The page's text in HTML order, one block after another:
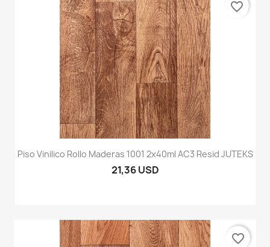
Piso Vinilico Rollo Maderas 1001 2x40ml AC3 Resid JUTEKS
21,36 USD
favorite_border
favorite_border